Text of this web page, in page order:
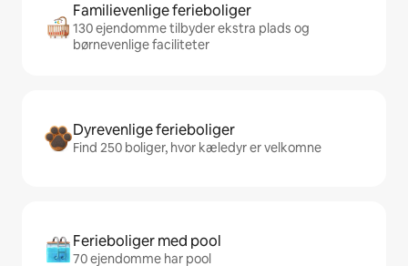
Familievenlige ferieboliger
130 ejendomme tilbyder ekstra plads og
børnevenlige faciliteter
Dyrevenlige ferieboliger
Find 250 boliger, hvor kæledyr er velkomne
Ferieboliger med pool
70 ejendomme har pool